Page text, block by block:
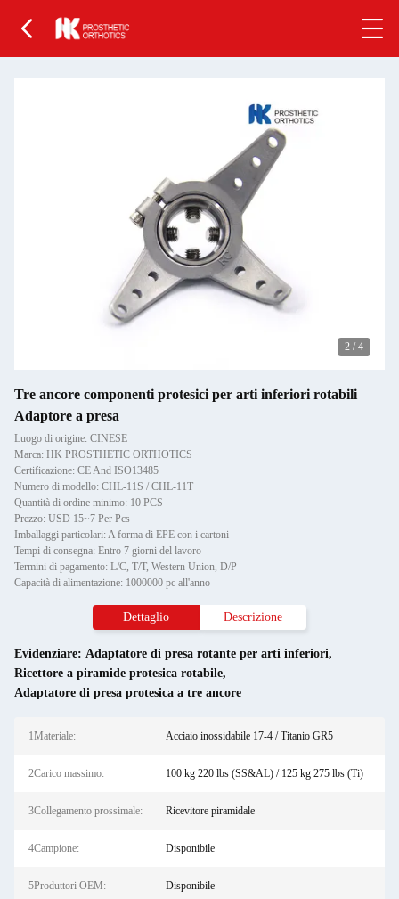
2 / 4
Tre ancore componenti protesici per arti inferiori rotabili
Adaptore a presa
Luogo di origine: CINESE
Marca: HK PROSTHETIC ORTHOTICS
Certificazione: CE And ISO13485
Numero di modello: CHL-11S / CHL-11T
Quantità di ordine minimo: 10 PCS
Prezzo: USD 15~7 Per Pcs
Imballaggi particolari: A forma di EPE con i cartoni
Tempi di consegna: Entro 7 giorni del lavoro
Termini di pagamento: L/C, T/T, Western Union, D/P
Capacità di alimentazione: 1000000 pc all'anno
Dettaglio Descrizione
Evidenziare: Adaptatore di presa rotante per arti inferiori,
Ricettore a piramide protesica rotabile,
Adaptatore di presa protesica a tre ancore
1Materiale: Acciaio inossidabile 17-4 / Titanio GR5
2Carico massimo: 100 kg 220 lbs (SS&AL) / 125 kg 275 lbs (Ti)
3Collegamento prossimale: Ricevitore piramidale
4Campione: Disponibile
5Produttori OEM: Disponibile